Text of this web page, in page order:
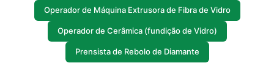
Operador de Máquina Extrusora de Fibra de Vidro
Operador de Cerâmica (fundição de Vidro)
Prensista de Rebolo de Diamante